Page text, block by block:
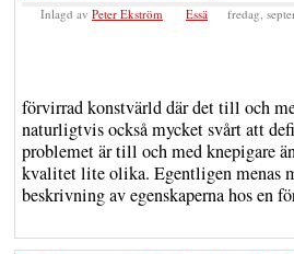
Inlagd av Peter Ekström Essä fredag,
förvirrad konstvärld där det till och
naturligtvis också mycket svårt att
problemet är till och med knepigare
kvalitet lite olika. Egentligen menas
beskrivning av egenskaperna hos en